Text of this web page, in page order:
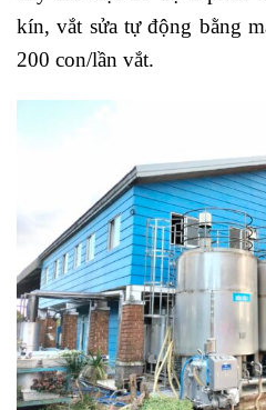
kín, vắt sửa tự động bằng
200 con/lần vắt.